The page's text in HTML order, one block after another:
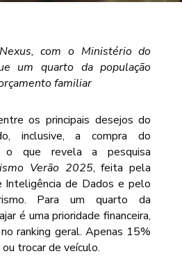
com o Ministério do
um quarto da população
familiar
os principais desejos do
inclusive, a compra do
o que revela a pesquisa
Verão 2025, feita pela
Inteligência de Dados e pelo
Para um quarto da
é uma prioridade financeira,
ranking geral. Apenas 15%
trocar de veículo.